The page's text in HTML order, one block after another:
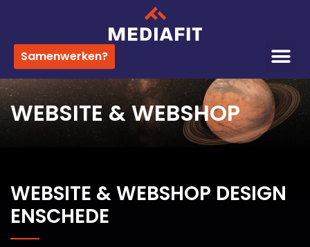
Samenwerken?
WEBSITE & WEBSHOP
WEBSITE & WEBSHOP DESIGN
ENSCHEDE